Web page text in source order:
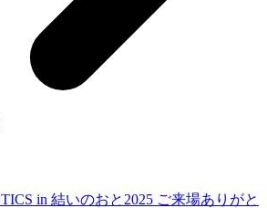
in 結いのおと2025 ご来場ありがと